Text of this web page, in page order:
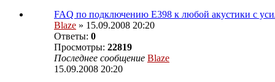
FAQ по подключению E398 к любой акустики с
Blaze » 15.09.2008 20:20
Ответы: 0
Просмотры: 22819
Последнее сообщение Blaze
15.09.2008 20:20